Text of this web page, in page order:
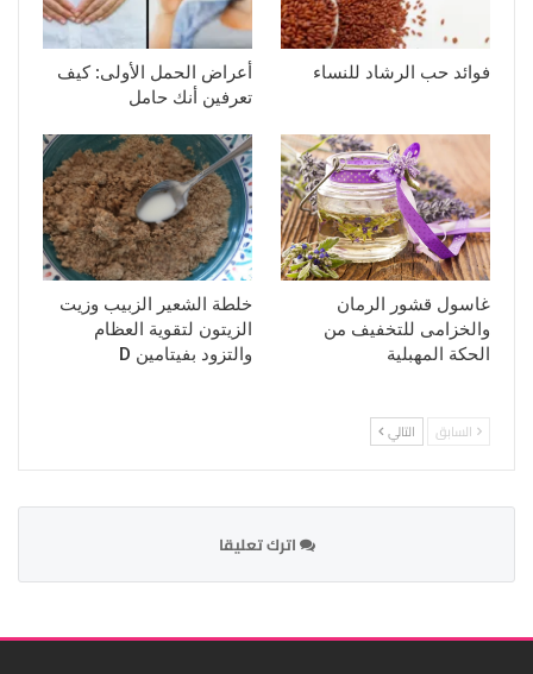
فوائد حب الرشاد للنساء
أعراض الحمل الأولى: كيف
تعرفين أنك حامل
غاسول قشور الرمان
والخزامى للتخفيف من
الحكة المهبلية
خلطة الشعير الزبيب وزيت
الزيتون لتقوية العظام
والتزود بفيتامين D
السابق التالي
اترك تعليقا